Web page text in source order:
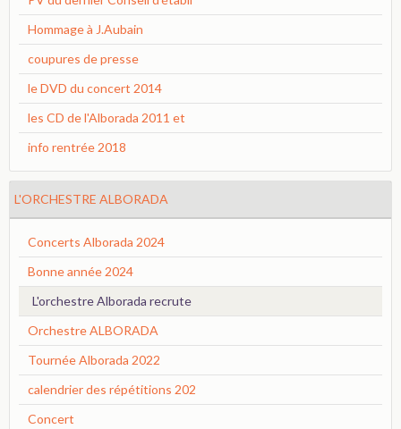
Hommage à J.Aubain
coupures de presse
le DVD du concert 2014
les CD de l'Alborada 2011 et
info rentrée 2018
L'ORCHESTRE ALBORADA
Concerts Alborada 2024
Bonne année 2024
L'orchestre Alborada recrute
Orchestre ALBORADA
Tournée Alborada 2022
calendrier des répétitions 202
Concert